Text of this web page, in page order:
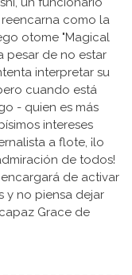
como la
otome "Magical
pesar de no estar
interpretar su
cuando está
- quien es más
intereses
a flote, ¡lo
de todos!
de activar
y no piensa dejar
Grace de